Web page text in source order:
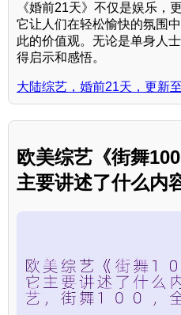
《婚前21天》不仅是娱乐，
它让人们在轻松愉快的氛围
此的价值观。无论是单身人
得启示和感悟。
大陆综艺，婚前21天，更新
欧美综艺《街舞
主要讲述了什么内